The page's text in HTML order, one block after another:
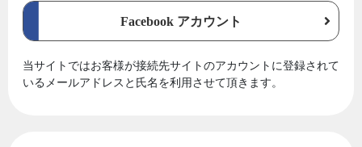
Facebook アカウント
当サイトではお客様が接続先サイトのアカウントに登録されて
いるメールアドレスと氏名を利用させて頂きます。